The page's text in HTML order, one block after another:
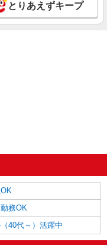
とりあえずキープ
務OK
40代～）活躍中